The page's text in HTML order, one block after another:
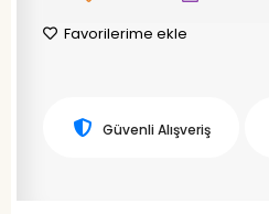
Favorilerime ekle
Güvenli Alışveriş